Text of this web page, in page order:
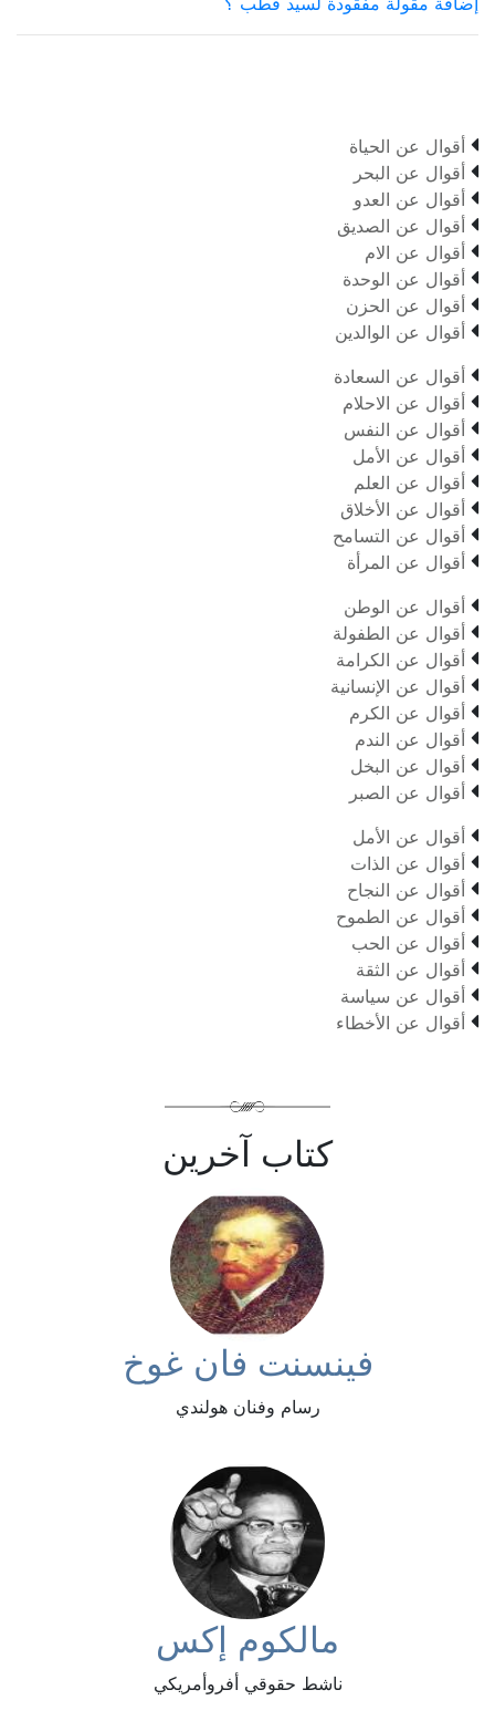
 أقوال عن الحياة
 أقوال عن البحر
 أقوال عن العدو
 أقوال عن الصديق
 أقوال عن الام
 أقوال عن الوحدة
 أقوال عن الحزن
 أقوال عن الوالدين
 أقوال عن السعادة
 أقوال عن الاحلام
 أقوال عن النفس
 أقوال عن الأمل
 أقوال عن العلم
 أقوال عن الأخلاق
 أقوال عن التسامح
 أقوال عن المرأة
 أقوال عن الوطن
 أقوال عن الطفولة
 أقوال عن الكرامة
 أقوال عن الإنسانية
 أقوال عن الكرم
 أقوال عن الندم
 أقوال عن البخل
 أقوال عن الصبر
 أقوال عن الأمل
 أقوال عن الذات
 أقوال عن النجاح
 أقوال عن الطموح
 أقوال عن الحب
 أقوال عن الثقة
 أقوال عن سياسة
 أقوال عن الأخطاء
كتاب آخرين
فينسنت فان غوخ
رسام وفنان هولندي
مالكوم إكس
ناشط حقوقي أفروأمريكي